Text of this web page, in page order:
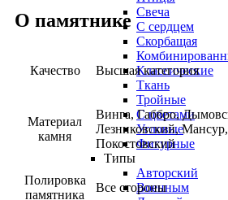
Свеча
С сердцем
Скорбащая
Классические
Ткань
Тройные
С цветами
Угловые
Фигурные
Типы
Авторский
Военным
О памятнике
Качество Высшая категория
Материал
камня
Винга, Габбро,
Лезниковский,
Покостовский
Полировка
памятника
Все стороны